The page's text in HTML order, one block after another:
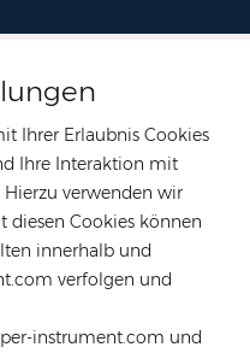
Ihrer Erlaubnis Cookies
Ihre Interaktion mit
Hierzu verwenden wir
diesen Cookies können
innerhalb und
verfolgen und
instrument.com und
Yuen Long,
7,
District 7,